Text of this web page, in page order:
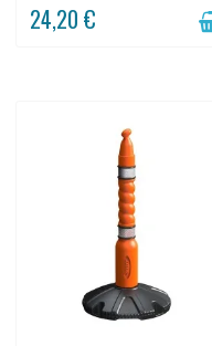
24,20 €